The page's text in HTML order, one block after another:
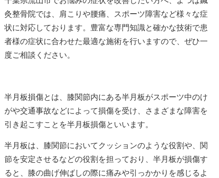
灸整骨院では、肩こりや腰痛、スポーツ障害など様々な症
状に対応しております。豊富な専門知識と確かな技術で患
者様の症状に合わせた最適な施術を行いますので、ぜひ一
度ご相談ください。
半月板損傷とは、膝関節内にある半月板がスポーツ中のけ
がや交通事故などによって損傷を受け、さまざまな障害を
引き起こすことを半月板損傷といいます。
半月板は、膝関節においてクッションのような役割や、関
節を安定させるなどの役割を担っており、半月板が損傷す
ると、膝の曲げ伸ばしの際に痛みや引っかかりを感じるよ